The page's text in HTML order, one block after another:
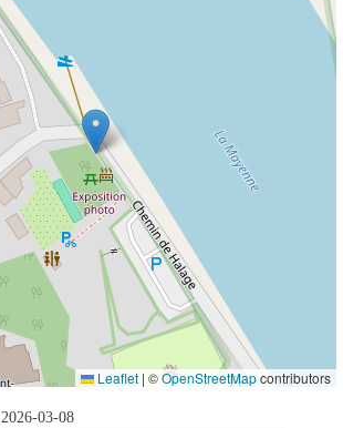
2026-03-08
Leaflet | ©OpenStreetMapcontributors